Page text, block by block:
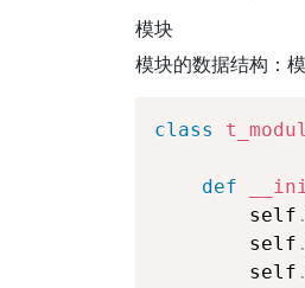
模块
模块的数据结构：
class
def
        self
.
        self
.
        self
.